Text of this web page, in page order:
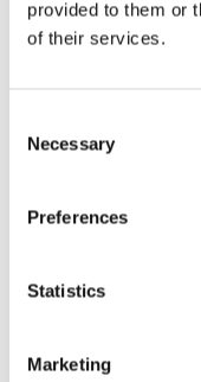
provided to them or
of their services.
Selection
Necessary
Preferences
Statistics
Marketing